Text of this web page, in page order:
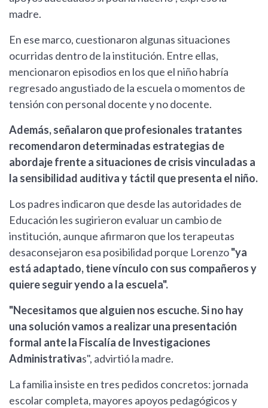
madre.
En ese marco, cuestionaron algunas situaciones
ocurridas dentro de la institución. Entre ellas,
mencionaron episodios en los que el niño habría
regresado angustiado de la escuela o momentos de
tensión con personal docente y no docente.
Además, señalaron que profesionales tratantes
recomendaron determinadas estrategias de
abordaje frente a situaciones de crisis vinculadas a
la sensibilidad auditiva y táctil que presenta el niño.
Los padres indicaron que desde las autoridades de
Educación les sugirieron evaluar un cambio de
institución, aunque afirmaron que los terapeutas
desaconsejaron esa posibilidad porque Lorenzo"ya
está adaptado, tiene vínculo con sus compañeros y
quiere seguir yendo a la escuela".
"Necesitamos que alguien nos escuche. Si no hay
una solución vamos a realizar una presentación
formal ante la Fiscalía de Investigaciones
Administrativas", advirtió la madre.
La familia insiste en tres pedidos concretos: jornada
escolar completa, mayores apoyos pedagógicos y